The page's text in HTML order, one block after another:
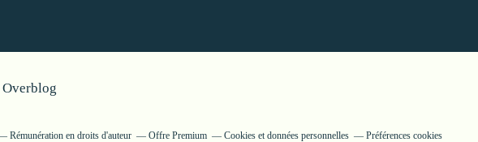
Overblog
Rémunération en droits d'auteur Offre Premium Cookies et données personnelles Préférences cookies